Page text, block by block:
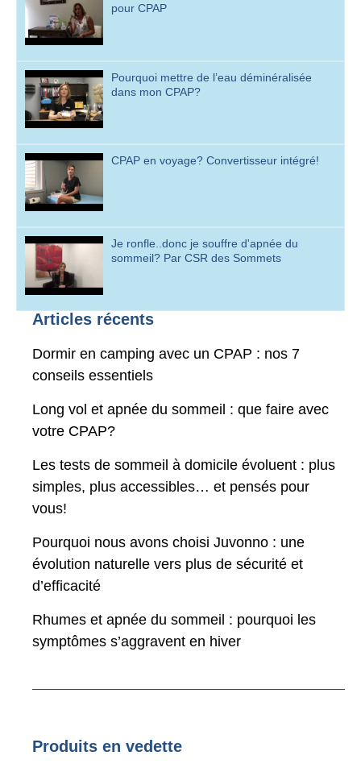
pour CPAP
Pourquoi mettre de l’eau déminéralisée
dans mon CPAP?
CPAP en voyage? Convertisseur intégré!
Je ronfle..donc je souffre d'apnée du
sommeil? Par CSR des Sommets
Articles récents
Dormir en camping avec un CPAP : nos 7
conseils essentiels
Long vol et apnée du sommeil : que faire avec
votre CPAP?
Les tests de sommeil à domicile évoluent : plus
simples, plus accessibles… et pensés pour
vous!
Pourquoi nous avons choisi Juvonno : une
évolution naturelle vers plus de sécurité et
d’efficacité
Rhumes et apnée du sommeil : pourquoi les
symptômes s’aggravent en hiver
Produits en vedette